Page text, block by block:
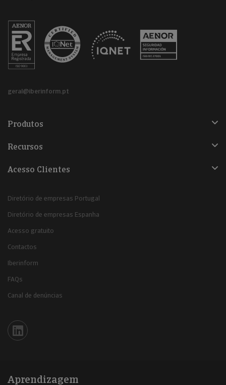
geral@iberinform.pt
Produtos
Recursos
Acesso Clientes
Diretório de empresas Portugal
Diretório de empresas Espanha
Acesso gratuito
Contactos
Iberinform
FAQs
Canal de denúncias
Iberinform en Linkedin
Aprendizagem